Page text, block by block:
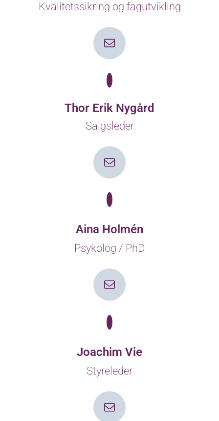
Kvalitetssikring og fagutvikling
Thor Erik Nygård
Salgsleder
Aina Holmén
Psykolog / PhD
Joachim Vie
Styreleder